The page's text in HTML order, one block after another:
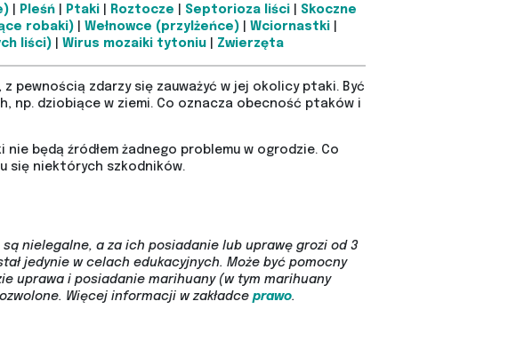
| Pleśń| Ptaki| Roztocze Septorioza liści|
Skoczne
robaki) Wełnowce (przylżeńce) Wciornastki
liści)| Wirus mozaiki tytoniu| Zwierzęta
pewnością zdarzy się zauważyć w jej okolicy ptaki. Być
np. dziobiące w ziemi. Co oznacza obecność ptaków i
będą źródłem żadnego problemu w ogrodzie. Co
się niektórych szkodników.
nielegalne, a za ich posiadanie lub uprawę grozi od 3
jedynie w celach edukacyjnych. Może być pomocny
uprawa i posiadanie marihuany (w tym marihuany
Więcej informacji w zakładce prawo.